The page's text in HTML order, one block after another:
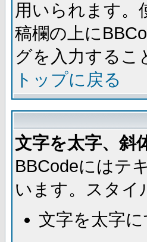
用いられます。
稿欄の上に
グを入力するこ
トップに戻る
文字を太字、斜
BBCodeにはテ
います。スタイ
文字を太字